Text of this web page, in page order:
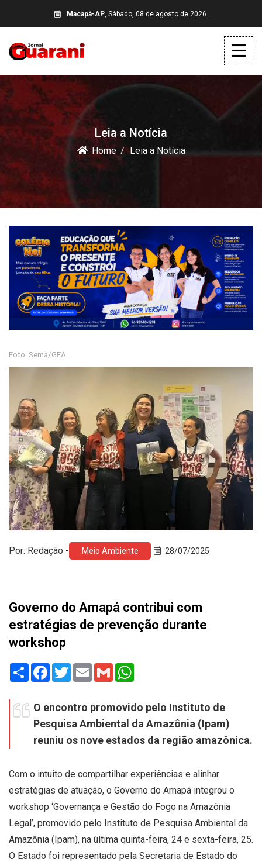
Macapá-AP, Sábado, 08 de agosto de 2026.
Leia a Notícia
Home Leia a Notícia
Foto: Sema/GEA
Por: Redação - Meio Ambiente 28/07/2025
Governo do Amapá contribui com
estratégias de prevenção durante
workshop
Share Facebook
TwitterEmail Gmail
O encontro promovido pelo Instituto de
Pesquisa Ambiental da Amazônia (Ipam)
reuniu os nove estados da região amazônica.
Com o intuito de compartilhar experiências e alinhar
estratégias de atuação, o Governo do Amapá integrou o
workshop ‘Governança e Gestão do Fogo na Amazônia
Legal’, promovido pelo Instituto de Pesquisa Ambiental da
Amazônia (Ipam), na última quinta-feira, 24 e sexta-feira, 25.
O Estado foi representado pela Secretaria de Estado do